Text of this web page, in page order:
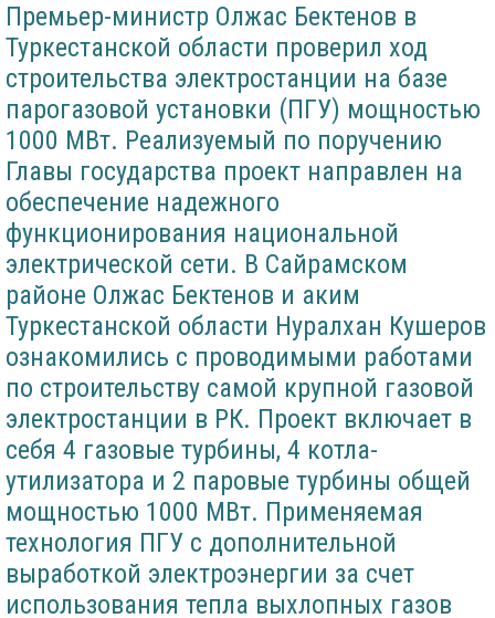
Премьер-министр Олжас Бектенов в
Туркестанской области проверил ход
строительства электростанции на базе
парогазовой установки (ПГУ) мощностью
1000 МВт. Реализуемый по поручению
Главы государства проект направлен на
обеспечение надежного
функционирования национальной
электрической сети. В Сайрамском
районе Олжас Бектенов и аким
Туркестанской области Нуралхан Кушеров
ознакомились с проводимыми работами
по строительству самой крупной газовой
электростанции в РК. Проект включает в
себя 4 газовые турбины, 4 котла-
утилизатора и 2 паровые турбины общей
мощностью 1000 МВт. Применяемая
технология ПГУ с дополнительной
выработкой электроэнергии за счет
использования тепла выхлопных газов